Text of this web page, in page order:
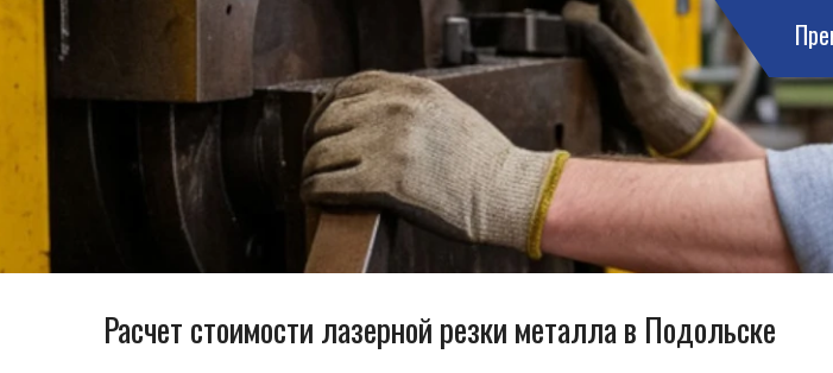
Расчет стоимости лазерной резки металла в Подольске